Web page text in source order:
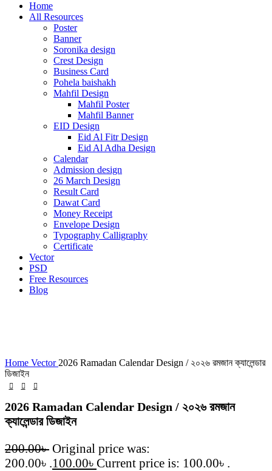
Home
All Resources
Poster
Banner
Soronika design
Crest Design
Business Card
Pohela baishakh
Mahfil Design
Mahfil Poster
Mahfil Banner
EID Design
Eid Al Fitr Design
Eid Al Adha Design
Calendar
Admission design
26 March Design
Result Card
Dawat Card
Money Receipt
Envelope Design
Typography Calligraphy
Certificate
Vector
PSD
Free Resources
Blog
Home Vector 2026 Ramadan Calendar Design / ২০২৬ রমজান ক্যালেন্ডার
ডিজাইন
2026 Ramadan Calendar Design / ২০২৬ রমজান
ক্যালেন্ডার ডিজাইন
200.00৳ Original price was:
200.00৳ .100.00৳ Current price is: 100.00৳ .